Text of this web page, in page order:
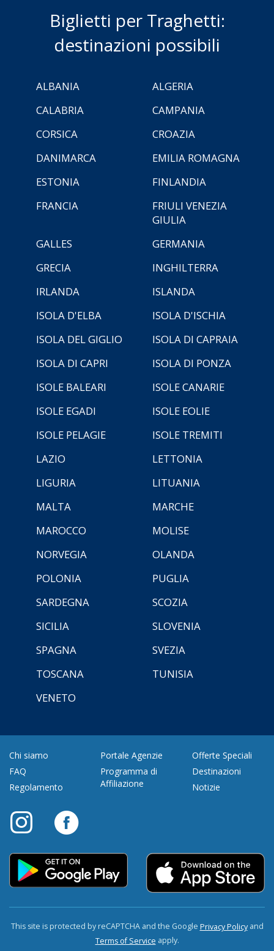
Biglietti per Traghetti:
destinazioni possibili
ALBANIA
ALGERIA
CALABRIA
CAMPANIA
CORSICA
CROAZIA
DANIMARCA
EMILIA ROMAGNA
ESTONIA
FINLANDIA
FRANCIA
FRIULI VENEZIA
GIULIA
GALLES
GERMANIA
GRECIA
INGHILTERRA
IRLANDA
ISLANDA
ISOLA D'ELBA
ISOLA D'ISCHIA
ISOLA DEL GIGLIO
ISOLA DI CAPRAIA
ISOLA DI CAPRI
ISOLA DI PONZA
ISOLE BALEARI
ISOLE CANARIE
ISOLE EGADI
ISOLE EOLIE
ISOLE PELAGIE
ISOLE TREMITI
LAZIO
LETTONIA
LIGURIA
LITUANIA
MALTA
MARCHE
MAROCCO
MOLISE
NORVEGIA
OLANDA
POLONIA
PUGLIA
SARDEGNA
SCOZIA
SICILIA
SLOVENIA
SPAGNA
SVEZIA
TOSCANA
TUNISIA
VENETO
Chi siamo
FAQ
Regolamento
Portale Agenzie
Programma di
Affiliazione
Offerte Speciali
Destinazioni
Notizie
This site is protected by reCAPTCHA and the Google Privacy Policyand
Terms of Service apply.